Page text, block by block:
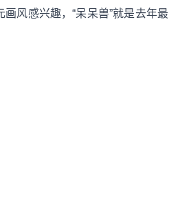
风感兴趣，“呆呆兽”就是去年最